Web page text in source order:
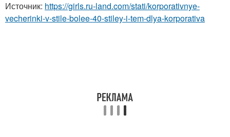
Источник: https://girls.ru-land.com/stati/korporativnye-
vecherinki-v-stile-bolee-40-stiley-i-tem-dlya-korporativa